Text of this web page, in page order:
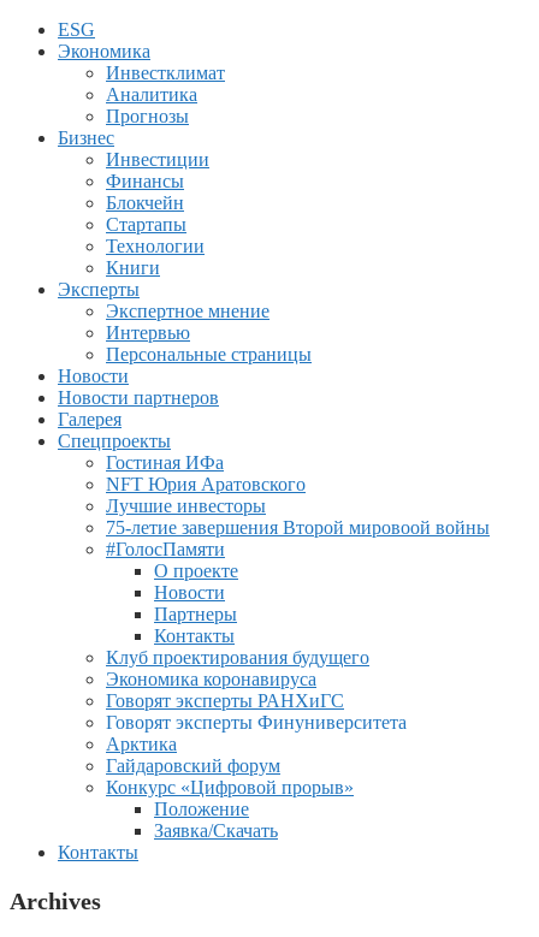
ESG
Экономика
Инвестклимат
Аналитика
Прогнозы
Бизнес
Инвестиции
Финансы
Блокчейн
Стартапы
Технологии
Книги
Эксперты
Экспертное мнение
Интервью
Персональные страницы
Новости
Новости партнеров
Галерея
Спецпроекты
Гостиная ИФа
NFT Юрия Аратовского
Лучшие инвесторы
75-летие завершения Второй мировоой войны
#ГолосПамяти
О проекте
Новости
Партнеры
Контакты
Клуб проектирования будущего
Экономика коронавируса
Говорят эксперты РАНХиГС
Говорят эксперты Финуниверситета
Арктика
Гайдаровский форум
Конкурс «Цифровой прорыв»
Положение
Заявка/Скачать
Контакты
Archives